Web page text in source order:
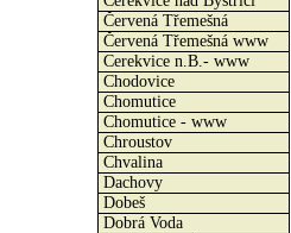
Červená Třemešná
Červená Třemešná www
Cerekvice n.B.- www
Chodovice
Chomutice
Chomutice - www
Chroustov
Chvalina
Dachovy
Dobeš
Dobrá Voda